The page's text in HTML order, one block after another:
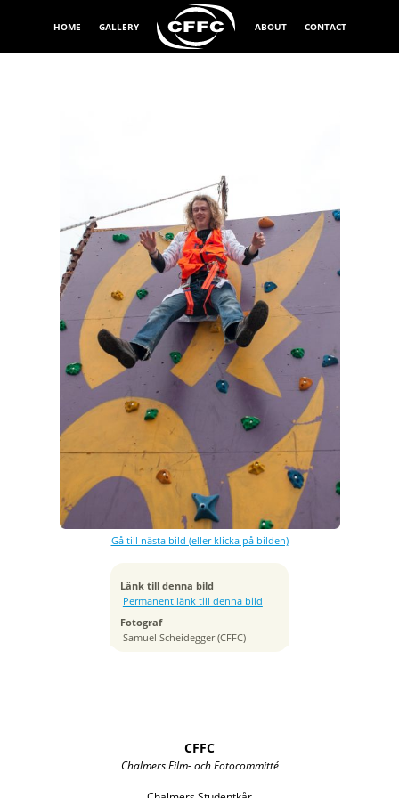
HOME GALLERY ABOUT CONTACT
Gå till nästa bild (eller klicka på bilden)
Länk till denna bild
Permanent länk till denna bild
Fotograf
Samuel Scheidegger (CFFC)
Exponeringstid
1/640 sek
Bländare
f/4.0
Kamera
NIKON D700
Tagen
ISO
200
Brännvidd
24 mm
CFFC
Chalmers Film- och Fotocommitté